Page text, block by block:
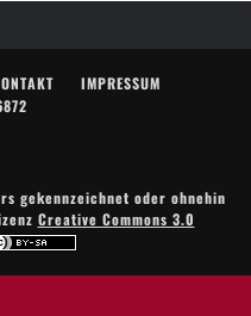
IMPRESSUM
gekennzeichnet oder ohnehin
Creative Commons 3.0